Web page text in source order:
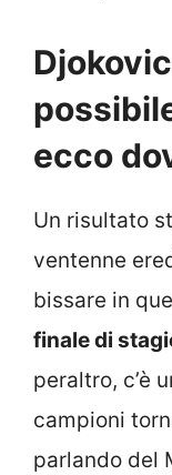
ecco
Un risultato
ventenne
bissare in
finale di
peraltro, c’è
campioni
parlando del